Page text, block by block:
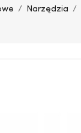
Narzędzia